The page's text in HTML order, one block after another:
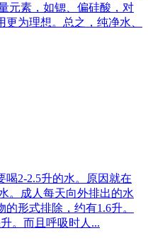
元素，如锶、偏硅酸，对
为理想。总之，纯净水、
2-2.5升的水。原因就在
。成人每天向外排出的水
形式排除，约有1.6升。
。而且呼吸时人...